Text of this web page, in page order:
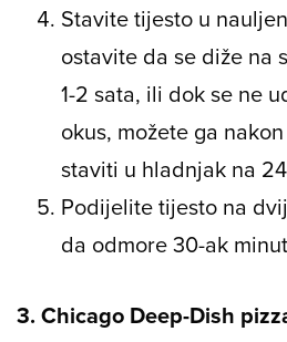
Stavite tijesto u
ostavite da se diže na
1-2 sata, ili dok se ne
okus, možete ga
staviti u hladnjak na
Podijelite tijesto na
da odmore 30-ak
3. Chicago Deep-Dish